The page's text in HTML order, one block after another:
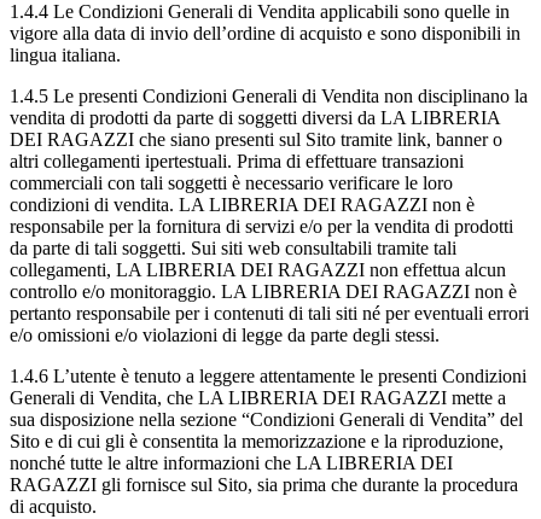
1.4.4 Le Condizioni Generali di Vendita applicabili sono quelle in
vigore alla data di invio dell’ordine di acquisto e sono disponibili in
lingua italiana.
1.4.5 Le presenti Condizioni Generali di Vendita non disciplinano la
vendita di prodotti da parte di soggetti diversi da LA LIBRERIA
DEI RAGAZZI che siano presenti sul Sito tramite link, banner o
altri collegamenti ipertestuali. Prima di effettuare transazioni
commerciali con tali soggetti è necessario verificare le loro
condizioni di vendita. LA LIBRERIA DEI RAGAZZI non è
responsabile per la fornitura di servizi e/o per la vendita di prodotti
da parte di tali soggetti. Sui siti web consultabili tramite tali
collegamenti, LA LIBRERIA DEI RAGAZZI non effettua alcun
controllo e/o monitoraggio. LA LIBRERIA DEI RAGAZZI non è
pertanto responsabile per i contenuti di tali siti né per eventuali errori
e/o omissioni e/o violazioni di legge da parte degli stessi.
1.4.6 L’utente è tenuto a leggere attentamente le presenti Condizioni
Generali di Vendita, che LA LIBRERIA DEI RAGAZZI mette a
sua disposizione nella sezione “Condizioni Generali di Vendita” del
Sito e di cui gli è consentita la memorizzazione e la riproduzione,
nonché tutte le altre informazioni che LA LIBRERIA DEI
RAGAZZI gli fornisce sul Sito, sia prima che durante la procedura
di acquisto.